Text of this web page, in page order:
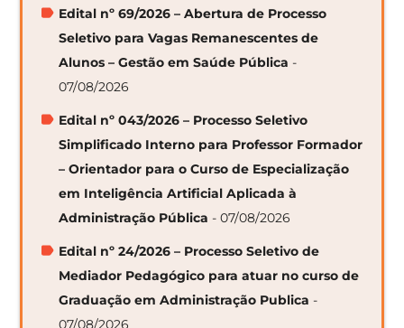
Edital nº 69/2026 – Abertura de Processo
Seletivo para Vagas Remanescentes de
Alunos – Gestão em Saúde Pública -
07/08/2026
Edital nº 043/2026 – Processo Seletivo
Simplificado Interno para Professor Formador
– Orientador para o Curso de Especialização
em Inteligência Artificial Aplicada à
Administração Pública - 07/08/2026
Edital nº 24/2026 – Processo Seletivo de
Mediador Pedagógico para atuar no curso de
Graduação em Administração Publica -
07/08/2026